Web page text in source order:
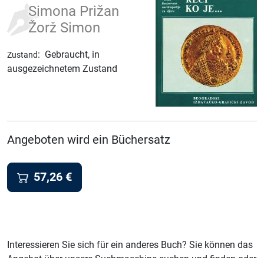
Simona Prižan
Žorž Simon
Zustand: Gebraucht, in
ausgezeichnetem Zustand
Angeboten wird ein Büchersatz
57,26 €
Interessieren Sie sich für ein anderes Buch? Sie können das